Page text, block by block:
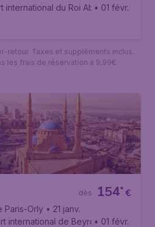
international du Roi Abdelaziz
• 01 févr.
retour. Taxes et suppléments inclus.
les frais de réservation à 9,99€.
€
154*
dès
Paris-Orly • 21 janv.
international de Beyrouth - Rafic
• 01 févr.